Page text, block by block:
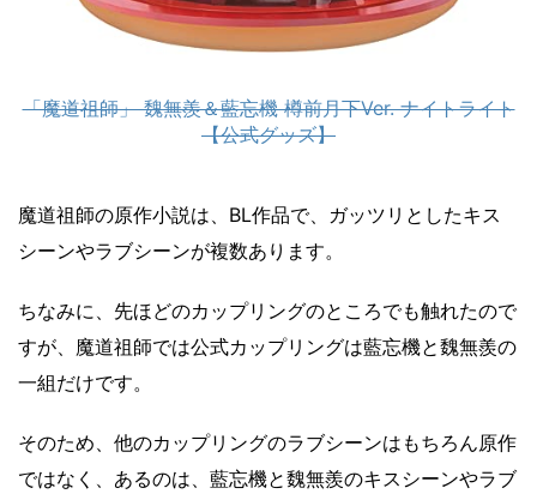
「魔道祖師」 魏無羨＆藍忘機 樽前月下Ver. ナイトライト
【公式グッズ】
魔道祖師の原作小説は、BL作品で、ガッツリとしたキス
シーンやラブシーンが複数あります。
ちなみに、先ほどのカップリングのところでも触れたので
すが、魔道祖師では公式カップリングは藍忘機と魏無羨の
一組だけです。
そのため、他のカップリングのラブシーンはもちろん原作
ではなく、あるのは、藍忘機と魏無羨のキスシーンやラブ